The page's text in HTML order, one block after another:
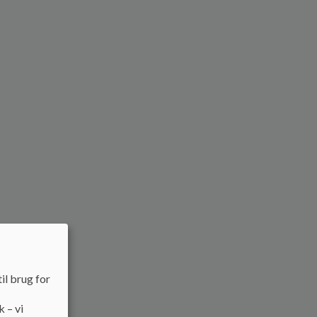
brug for
– vi